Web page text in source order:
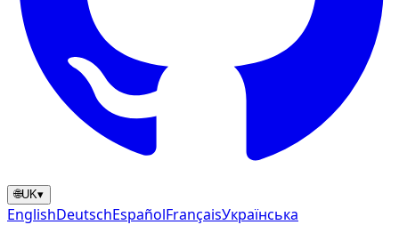
🌐UK▾
EnglishDeutschEspañolFrançaisУкраїнська